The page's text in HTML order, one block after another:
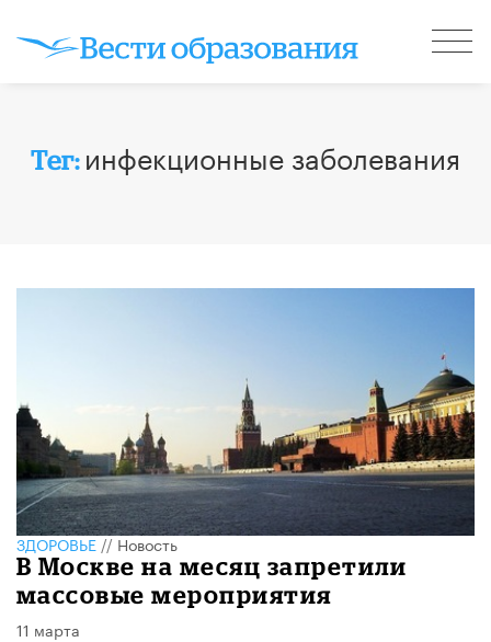
Тег: инфекционные заболевания
ЗДОРОВЬЕ//Новость
В Москве на месяц запретили
массовые мероприятия
11 марта